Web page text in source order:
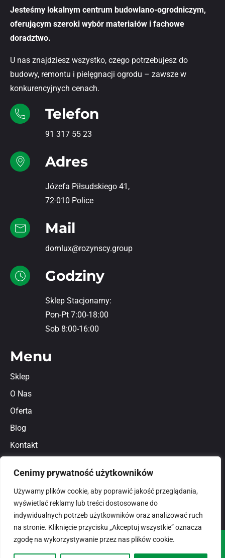
Cenimy prywatność użytkowników
Używamy plików cookie, aby poprawić jakość przeglądania,
wyświetlać reklamy lub treści dostosowane do
indywidualnych potrzeb użytkowników oraz analizować ruch
na stronie. Kliknięcie przycisku „Akceptuj wszystkie” oznacza
zgodę na wykorzystywanie przez nas plików cookie.
Jesteśmy lokalnym centrum budowlano-ogrodniczym,
oferującym szeroki wybór materiałów i fachowe
doradztwo.
U nas znajdziesz wszystko, czego potrzebujesz do
budowy, remontu i pielęgnacji ogrodu – zawsze w
konkurencyjnych cenach.
Telefon
91 317 55 23
Adres
Józefa Piłsudskiego 41,
72-010 Police
Mail
domlux@rozynscy.group
Godziny
Sklep Stacjonarny:
Pon-Pt 7:00-18:00
Sob 8:00-16:00
Menu
Sklep
O Nas
Oferta
Blog
Kontakt
Polityka prywatności
© 2026domlux.plZaprojektowany przez: